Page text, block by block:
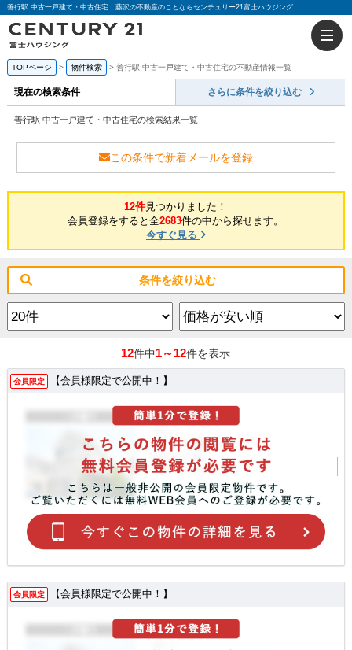
善行駅 中古一戸建て・中古住宅｜藤沢の不動産のことならセンチュリー21富士ハウジング
TOPページ 物件検索 善行駅 中古一戸建て・中古住宅の不動産情報一覧
現在の検索条件 さらに条件を絞り込む
善行駅 中古一戸建て・中古住宅の検索結果一覧
この条件で新着メールを登録
12件見つかりました！
会員登録をすると全2683件の中から探せます。
今すぐ見る
条件を絞り込む
12件中1～12件を表示
会員限定 【会員様限定で公開中！】
会員限定 【会員様限定で公開中！】